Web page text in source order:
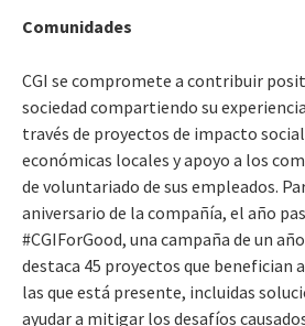
Comunidades
CGI se compromete a contribuir
sociedad compartiendo su
través de proyectos de impacto
económicas locales y apoyo a los
de voluntariado de sus empleados.
aniversario de la compañía, el año
#CGIForGood, una campaña de un
destaca 45 proyectos que benefician
las que está presente, incluidas
ayudar a mitigar los desafíos